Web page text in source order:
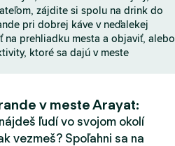
zájdite si spolu na drink do
pri dobrej káve v neďalekej
na prehliadku mesta a objaviť, alebo
ktoré sa dajú v meste
v meste Arayat:
ľudí vo svojom okolí
vezmeš? Spoľahni sa na